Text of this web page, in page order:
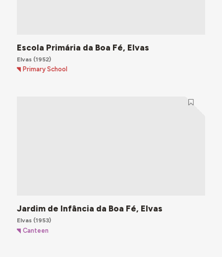
Escola Primária da Boa Fé, Elvas
Elvas(1952)
Primary School
Jardim de Infância da Boa Fé, Elvas
Elvas(1953)
Canteen